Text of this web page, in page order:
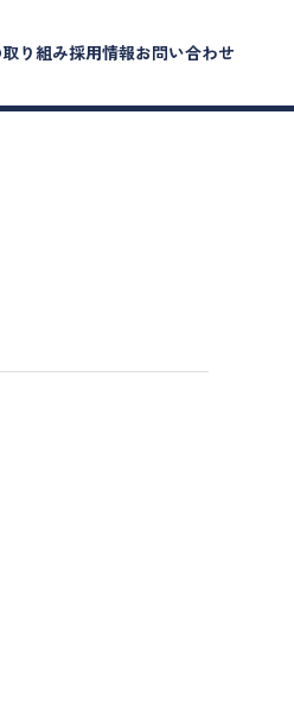
り組み採用情報お問い合わせ